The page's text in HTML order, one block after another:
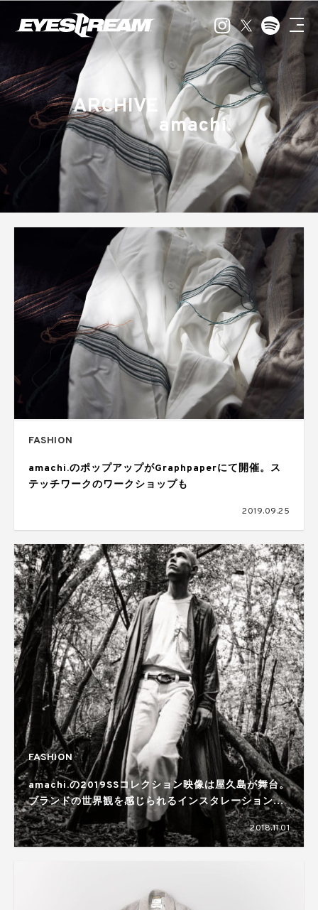
ARCHIVE
amachi.
FASHION
amachi.のポップアップがGraphpaperにて開催。ス
テッチワークのワークショップも
2019.09.25
FASHION
amachi.の2019SSコレクション映像は屋久島が舞台。
ブランドの世界観を感じられるインスタレーションも
開催
2018.11.01